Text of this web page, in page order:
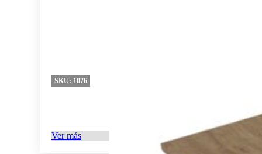
SKU: 1076
Ver más